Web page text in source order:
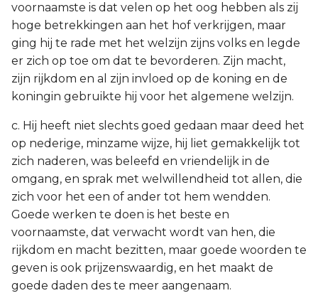
voornaamste is dat velen op het oog hebben als zij
hoge betrekkingen aan het hof verkrijgen, maar
ging hij te rade met het welzijn zijns volks en legde
er zich op toe om dat te bevorderen. Zijn macht,
zijn rijkdom en al zijn invloed op de koning en de
koningin gebruikte hij voor het algemene welzijn.
c. Hij heeft niet slechts goed gedaan maar deed het
op nederige, minzame wijze, hij liet gemakkelijk tot
zich naderen, was beleefd en vriendelijk in de
omgang, en sprak met welwillendheid tot allen, die
zich voor het een of ander tot hem wendden.
Goede werken te doen is het beste en
voornaamste, dat verwacht wordt van hen, die
rijkdom en macht bezitten, maar goede woorden te
geven is ook prijzenswaardig, en het maakt de
goede daden des te meer aangenaam.